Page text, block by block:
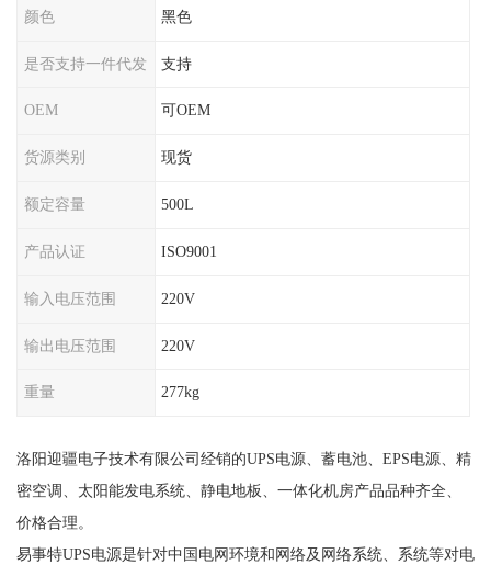
颜色 黑色
是否支持一件代发 支持
OEM 可OEM
货源类别 现货
额定容量 500L
产品认证 ISO9001
输入电压范围 220V
输出电压范围 220V
重量 277kg
洛阳迎疆电子技术有限公司经销的UPS电源、蓄电池、EPS电源、精
密空调、太阳能发电系统、静电地板、一体化机房产品品种齐全、
价格合理。
易事特UPS电源是针对中国电网环境和网络及网络系统、系统等对电